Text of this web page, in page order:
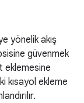
yönelik akış
güvenmek
eklemesine
kısayol ekleme